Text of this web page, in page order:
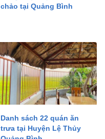
chảo tại Quảng Bình
Danh sách 22 quán ăn
trưa tại Huyện Lệ Thủy